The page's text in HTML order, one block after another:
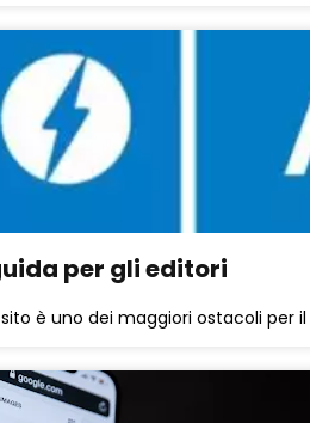
per gli editori
è uno dei maggiori ostacoli per